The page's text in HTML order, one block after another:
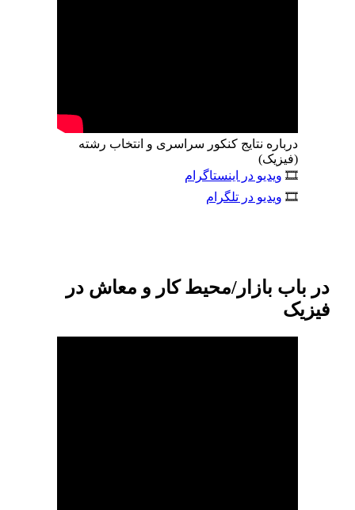
درباره نتایج کنکور سراسری و انتخاب رشته
(فیزیک)
🎞 ویدیو در اینستاگرام
🎞 ویدیو در تلگرام
در باب بازار/محیط کار و معاش در
فیزیک